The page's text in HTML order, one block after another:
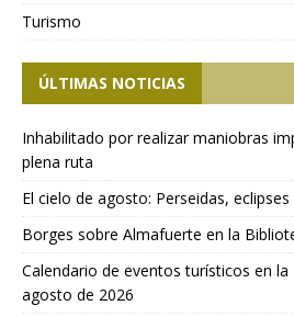
Turismo
ÚLTIMAS NOTICIAS
Inhabilitado por realizar maniobras
plena ruta
El cielo de agosto: Perseidas,
Borges sobre Almafuerte en la
Calendario de eventos turísticos en
agosto de 2026